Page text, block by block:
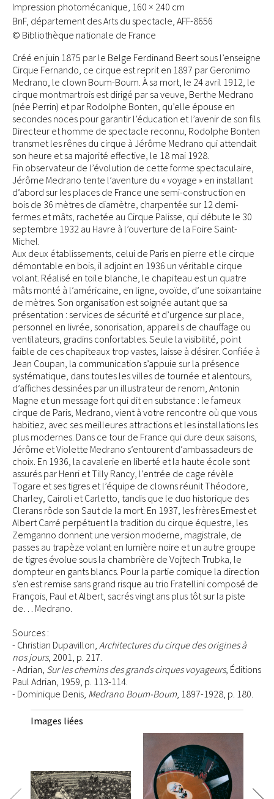
Impression photomécanique, 160 × 240 cm
BnF, département des Arts du spectacle, AFF-8656
© Bibliothèque nationale de France
Créé en juin 1875 par le Belge Ferdinand Beert sous l’enseigne
Cirque Fernando, ce cirque est reprit en 1897 par Geronimo
Medrano, le clown Boum-Boum. À sa mort, le 24 avril 1912, le
cirque montmartrois est dirigé par sa veuve, Berthe Medrano
(née Perrin) et par Rodolphe Bonten, qu’elle épouse en
secondes noces pour garantir l’éducation et l’avenir de son fils.
Directeur et homme de spectacle reconnu, Rodolphe Bonten
transmet les rênes du cirque à Jérôme Medrano qui attendait
son heure et sa majorité effective, le 18 mai 1928.
Fin observateur de l’évolution de cette forme spectaculaire,
Jérôme Medrano tente l’aventure du « voyage » en installant
d’abord sur les places de France une semi-construction en
bois de 36 mètres de diamètre, charpentée sur 12 demi-
fermes et mâts, rachetée au Cirque Palisse, qui débute le 30
septembre 1932 au Havre à l’ouverture de la Foire Saint-
Michel.
Aux deux établissements, celui de Paris en pierre et le cirque
démontable en bois, il adjoint en 1936 un véritable cirque
volant. Réalisé en toile blanche, le chapiteau est un quatre
mâts monté à l’américaine, en ligne, ovoïde, d’une soixantaine
de mètres. Son organisation est soignée autant que sa
présentation : services de sécurité et d’urgence sur place,
personnel en livrée, sonorisation, appareils de chauffage ou
ventilateurs, gradins confortables. Seule la visibilité, point
faible de ces chapiteaux trop vastes, laisse à désirer. Confiée à
Jean Coupan, la communication s’appuie sur la présence
systématique, dans toutes les villes de tournée et alentours,
d’affiches dessinées par un illustrateur de renom, Antonin
Magne et un message fort qui dit en substance : le fameux
cirque de Paris, Medrano, vient à votre rencontre où que vous
habitiez, avec ses meilleures attractions et les installations les
plus modernes. Dans ce tour de France qui dure deux saisons,
Jérôme et Violette Medrano s’entourent d’ambassadeurs de
choix. En 1936, la cavalerie en liberté et la haute école sont
assurés par Henri et Tilly Rancy, l’entrée de cage révèle
Togare et ses tigres et l’équipe de clowns réunit Théodore,
Charley, Cairoli et Carletto, tandis que le duo historique des
Clerans rôde son Saut de la mort. En 1937, les frères Ernest et
Albert Carré perpétuent la tradition du cirque équestre, les
Zemganno donnent une version moderne, magistrale, de
passes au trapèze volant en lumière noire et un autre groupe
de tigres évolue sous la chambrière de Vojtech Trubka, le
dompteur en gants blancs. Pour la partie comique la direction
s’en est remise sans grand risque au trio Fratellini composé de
François, Paul et Albert, sacrés vingt ans plus tôt sur la piste
de… Medrano.
Sources :
- Christian Dupavillon, Architectures du cirque des origines à
nos jours, 2001, p. 217.
- Adrian, Sur les chemins des grands cirques voyageurs, Éditions
Paul Adrian, 1959, p. 113-114.
- Dominique Denis, Medrano Boum-Boum, 1897-1928, p. 180.
Images liées